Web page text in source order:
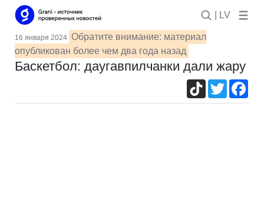
| LV
16 января 2024 Обратите внимание: материал
опубликован более чем два года назад
Баскетбол: даугавпилчанки дали жару
TikTokTwitter